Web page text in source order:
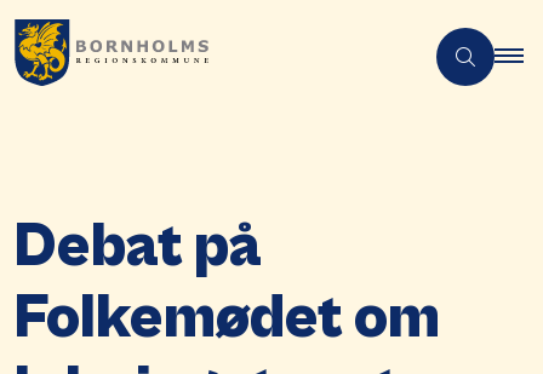
Debat på
Folkemødet om